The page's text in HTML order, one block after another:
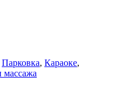
Парковка, Караоке,
массажа